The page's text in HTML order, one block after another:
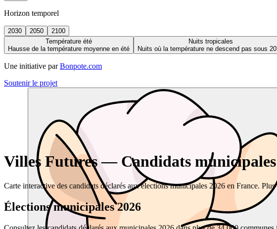
Horizon temporel
2030 2050
2100
Température été
Hausse de la température moyenne en été
Nuits tropicales
Nuits où la température ne descend pas sous
Une initiative par Bonpote.com
Soutenir le projet
Villes Futures — Candidats
Carte interactive des candidats déclarés aux élections municipales 2026 en France.
Élections municipales 2026